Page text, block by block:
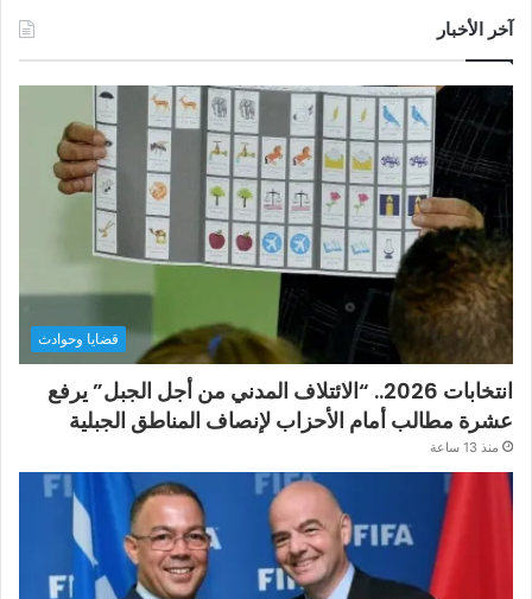
آخر الأخبار
قضايا وحوادث
انتخابات 2026.. “الائتلاف المدني من أجل الجبل” يرفع
عشرة مطالب أمام الأحزاب لإنصاف المناطق الجبلية
منذ 13 ساعة